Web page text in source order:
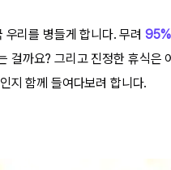
리를 병들게 합니다. 무려 95%
걸까요? 그리고 진정한 휴식은
지 함께 들여다보려 합니다.